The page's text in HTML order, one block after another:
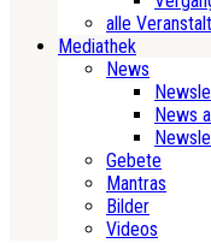
alle
Mediathek
News
News
Gebete
Mantras
Bilder
Videos